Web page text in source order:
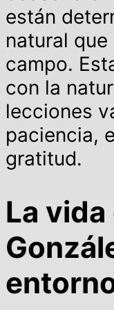
están
natural
campo.
con la
lecciones
paciencia,
gratitud.
La